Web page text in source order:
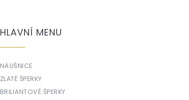
HLAVNÍ MENU
NÁUŠNICE
ZLATÉ ŠPERKY
BRILIANTOVÉ ŠPERKY